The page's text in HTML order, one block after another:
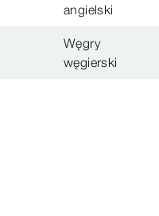
angielski
Węgry
węgierski